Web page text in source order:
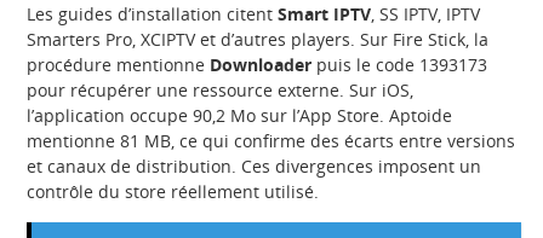
Les guides d’installation citentSmart IPTV, SS IPTV, IPTV
Smarters Pro, XCIPTV et d’autres players. Sur Fire Stick, la
procédure mentionne Downloader puis le code 1393173
pour récupérer une ressource externe. Sur iOS,
l’application occupe 90,2 Mo sur l’App Store. Aptoide
mentionne 81 MB, ce qui confirme des écarts entre versions
et canaux de distribution. Ces divergences imposent un
contrôle du store réellement utilisé.